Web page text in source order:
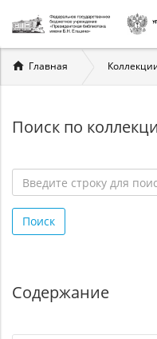
Вы
здесь
Главная
Поиск по
строку
для
Поиск
Содержание